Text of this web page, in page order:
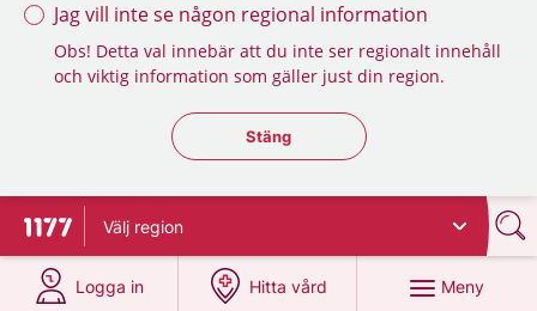
Jag vill inte se någon regional information
Obs! Detta val innebär att du inte ser regionalt innehåll
och viktig information som gäller just din region.
Stäng regionsväljaren
Stäng
Till startsidan för 1177
Välj region
Logga in
på 1177.se
Hitta vård
på 1177.se
Meny